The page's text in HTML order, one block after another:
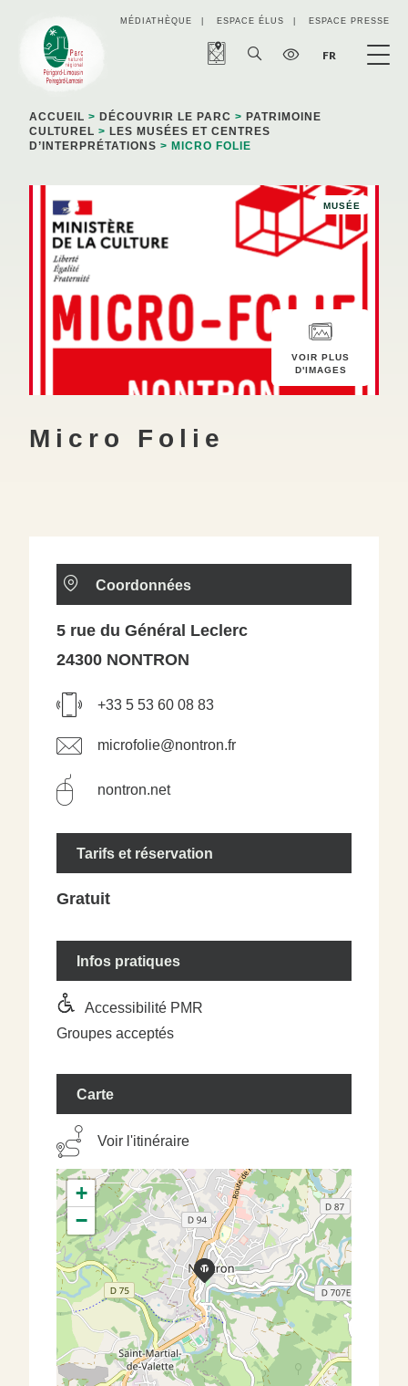
MÉDIATHÈQUE ESPACE ÉLUS ESPACE PRESSE
FR
ACCUEIL > DÉCOUVRIR LE PARC > PATRIMOINE
CULTUREL > LES MUSÉES ET CENTRES
D’INTERPRÉTATIONS > MICRO FOLIE
MUSÉE
VOIR PLUS
D'IMAGES
Micro Folie
Coordonnées
5 rue du Général Leclerc
24300 NONTRON
+33 5 53 60 08 83
microfolie@nontron.fr
nontron.net
Tarifs et réservation
Gratuit
Infos pratiques
Accessibilité PMR
Groupes acceptés
Carte
Voir l'itinéraire
+
−